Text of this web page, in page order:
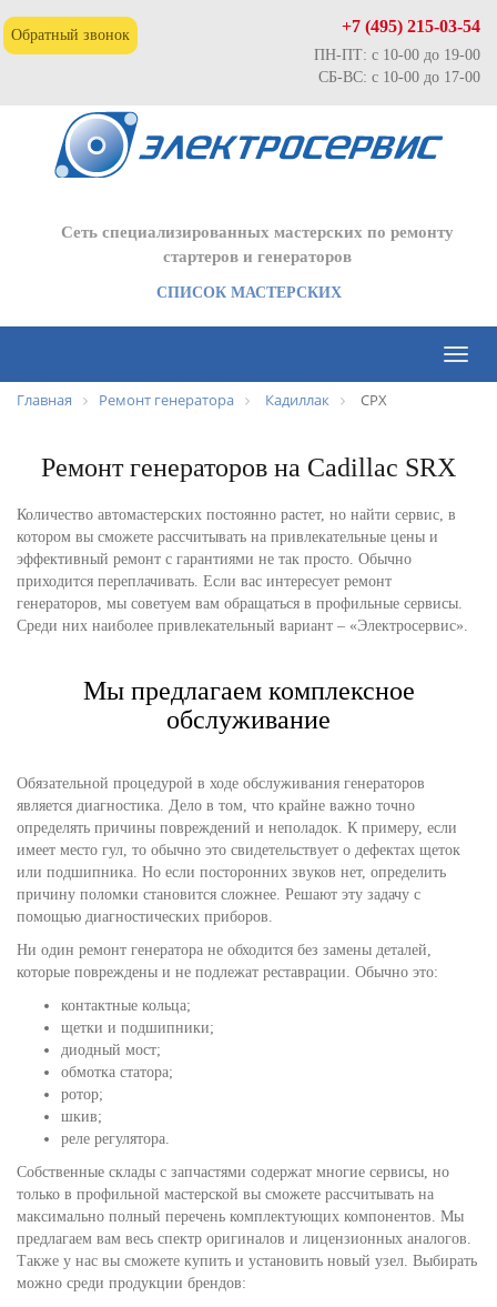
Обратный звонок +7 (495) 215-03-54
ПН-ПТ: с 10-00 до 19-00
СБ-ВС: с 10-00 до 17-00
Сеть специализированных мастерских по ремонту
стартеров и генераторов
СПИСОК МАСТЕРСКИХ
Toggle
Главная Ремонт генератора Кадиллак СРХ
Ремонт генераторов на Cadillac SRX
Количество автомастерских постоянно растет, но найти сервис, в
котором вы сможете рассчитывать на привлекательные цены и
эффективный ремонт с гарантиями не так просто. Обычно
приходится переплачивать. Если вас интересует ремонт
генераторов, мы советуем вам обращаться в профильные сервисы.
Среди них наиболее привлекательный вариант – «Электросервис».
Мы предлагаем комплексное
обслуживание
Обязательной процедурой в ходе обслуживания генераторов
является диагностика. Дело в том, что крайне важно точно
определять причины повреждений и неполадок. К примеру, если
имеет место гул, то обычно это свидетельствует о дефектах щеток
или подшипника. Но если посторонних звуков нет, определить
причину поломки становится сложнее. Решают эту задачу с
помощью диагностических приборов.
Ни один ремонт генератора не обходится без замены деталей,
которые повреждены и не подлежат реставрации. Обычно это:
контактные кольца;
щетки и подшипники;
диодный мост;
обмотка статора;
ротор;
шкив;
реле регулятора.
Собственные склады с запчастями содержат многие сервисы, но
только в профильной мастерской вы сможете рассчитывать на
максимально полный перечень комплектующих компонентов. Мы
предлагаем вам весь спектр оригиналов и лицензионных аналогов.
Также у нас вы сможете купить и установить новый узел. Выбирать
можно среди продукции брендов: